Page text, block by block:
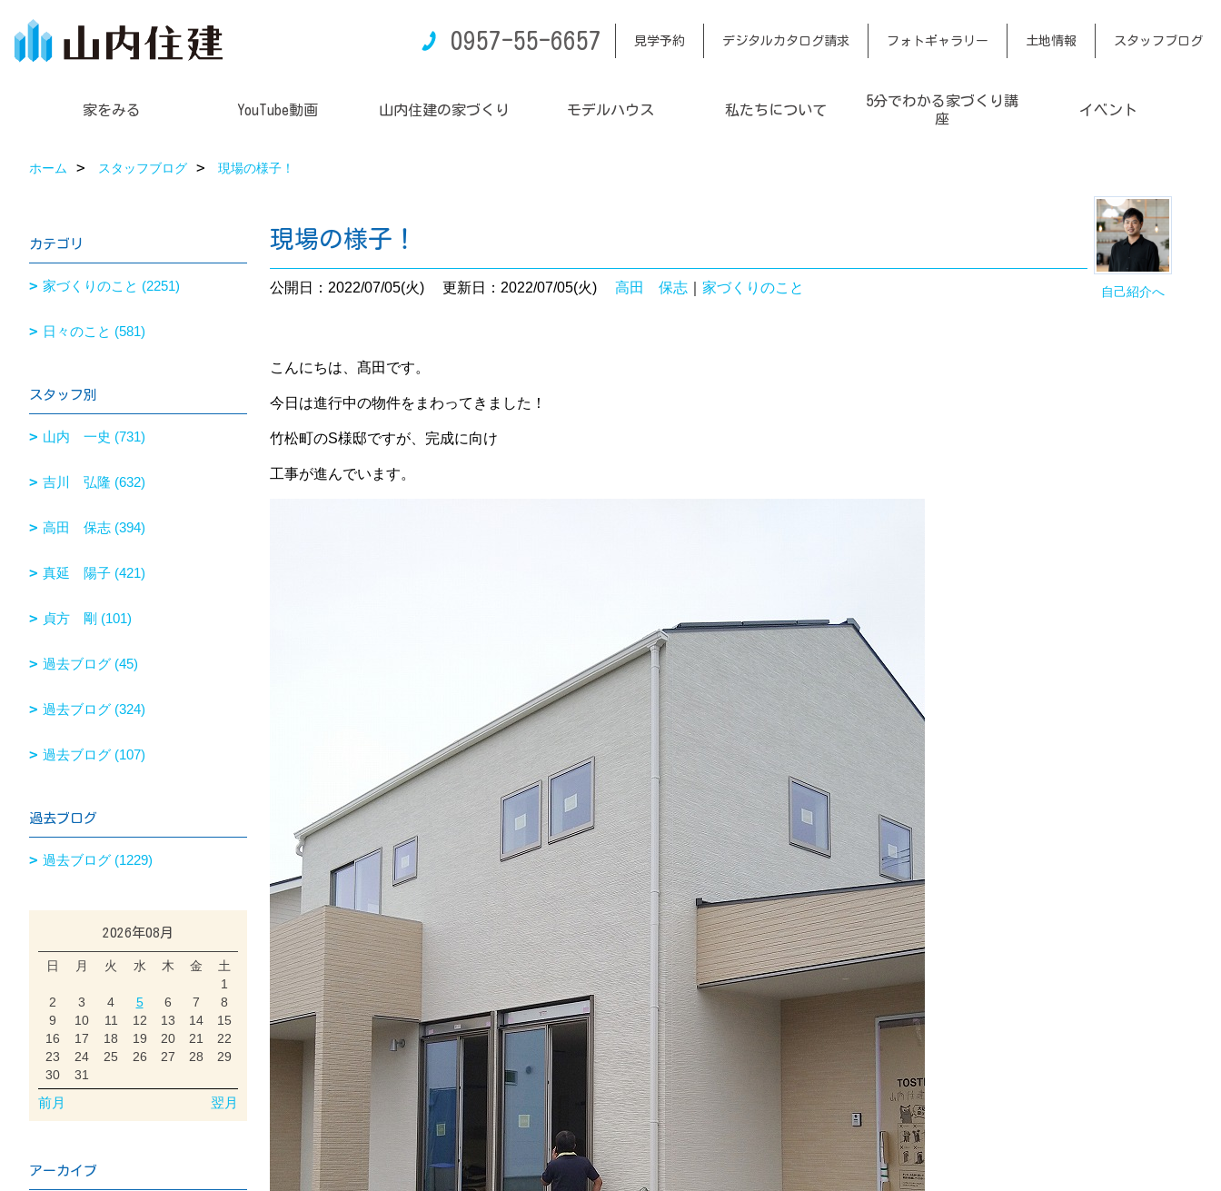
0957-55-6657 見学予約 デジタルカタログ請求 フォトギャラリー 土地情報 スタッフブログ
家をみる YouTube動画 山内住建の家づくり モデルハウス 私たちについて
5分でわかる家づくり講
座
イベント
ホーム スタッフブログ 現場の様子！
自己紹介へ
現場の様子！
公開日：2022/07/05(火) 更新日：2022/07/05(火) 高田 保志 家づくりのこと
こんにちは、髙田です。
今日は進行中の物件をまわってきました！
竹松町のS様邸ですが、完成に向け
工事が進んでいます。
カテゴリ
家づくりのこと (2251)
日々のこと (581)
スタッフ別
山内 一史 (731)
吉川 弘隆 (632)
高田 保志 (394)
真延 陽子 (421)
貞方 剛 (101)
過去ブログ (45)
過去ブログ (324)
過去ブログ (107)
過去ブログ
過去ブログ (1229)
2026年08月
日 月 火 水 木 金
土
1
2
3 4 5 6 7
8
9
10 11 12 13 14
15
16
17 18 19 20 21
22
23
24 25 26 27 28
29
30
31
前月 翌月
アーカイブ